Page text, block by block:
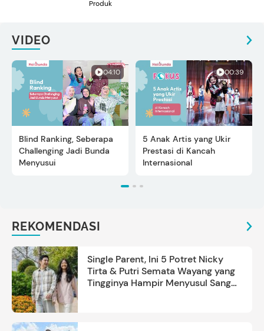
Produk
VIDEO
04:10
Blind Ranking, Seberapa
Challenging Jadi Bunda
Menyusui
00:39
5 Anak Artis yang Ukir
Prestasi di Kancah
Internasional
REKOMENDASI
Single Parent, Ini 5 Potret Nicky
Tirta & Putri Semata Wayang yang
Tingginya Hampir Menyusul Sang